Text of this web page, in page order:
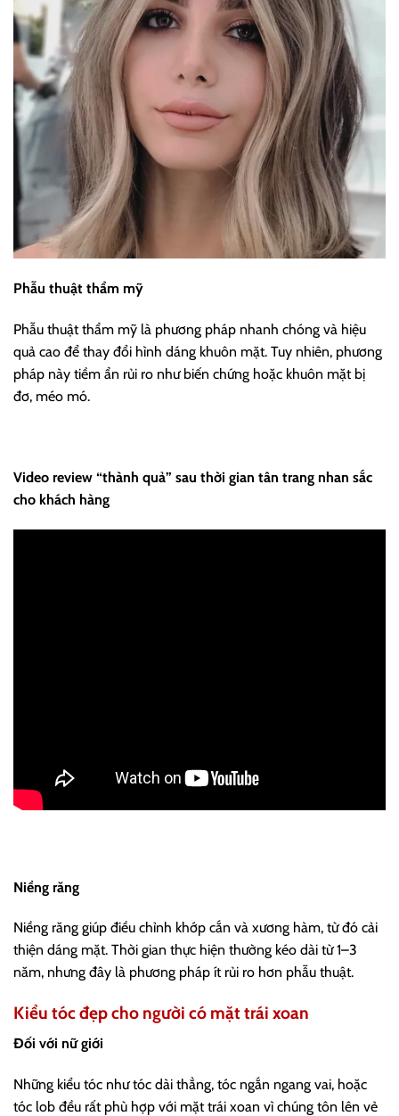
Phẫu thuật thẩm mỹ
Phẫu thuật thẩm mỹ là phương pháp nhanh chóng và hiệu
quả cao để thay đổi hình dáng khuôn mặt. Tuy nhiên, phương
pháp này tiềm ẩn rủi ro như biến chứng hoặc khuôn mặt bị
đơ, méo mó.
Video review “thành quả” sau thời gian tân trang nhan sắc
cho khách hàng
Niềng răng
Niềng răng giúp điều chỉnh khớp cắn và xương hàm, từ đó cải
thiện dáng mặt. Thời gian thực hiện thường kéo dài từ 1–3
năm, nhưng đây là phương pháp ít rủi ro hơn phẫu thuật.
Kiểu tóc đẹp cho người có mặt trái xoan
Đối với nữ giới
Những kiểu tóc như tóc dài thẳng, tóc ngắn ngang vai, hoặc
tóc lob đều rất phù hợp với mặt trái xoan vì chúng tôn lên vẻ